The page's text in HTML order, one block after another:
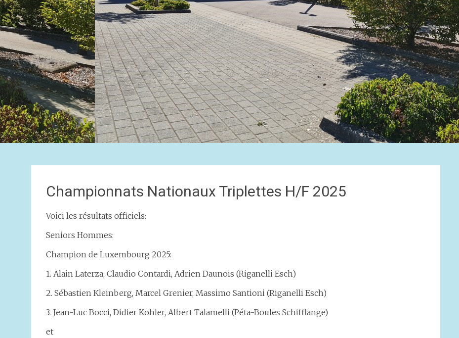
Championnats Nationaux Triplettes H/F 2025
Voici les résultats officiels:
Seniors Hommes:
Champion de Luxembourg 2025:
1. Alain Laterza, Claudio Contardi, Adrien Daunois (Riganelli Esch)
2. Sébastien Kleinberg, Marcel Grenier, Massimo Santioni (Riganelli Esch)
3. Jean-Luc Bocci, Didier Kohler, Albert Talamelli (Péta-Boules Schifflange)
et